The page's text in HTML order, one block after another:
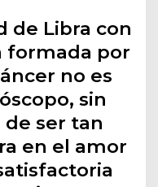
de Libra con
formada por
no es
sin
ser tan
en el amor